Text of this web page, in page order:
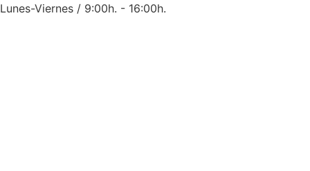
Lunes-Viernes / 9:00h. - 16:00h.